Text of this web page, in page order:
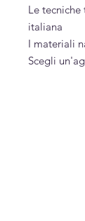
Le
italiana
I materiali
Scegli